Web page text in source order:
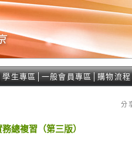
│學生專區 一般會員專區 購物流程
分
總複習（第三版）